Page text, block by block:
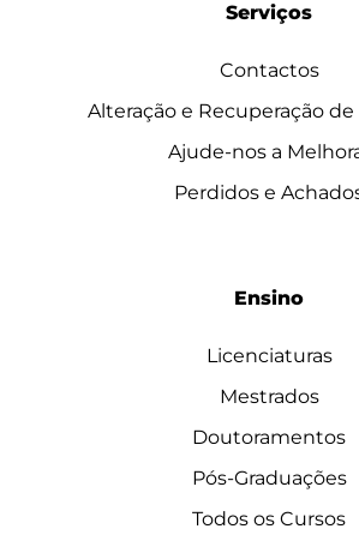
Serviços
Contactos
Alteração e Recuperação de
Ajude-nos a
Perdidos e
Ensino
Licenciaturas
Mestrados
Doutoramentos
Pós-Graduações
Todos os Cursos